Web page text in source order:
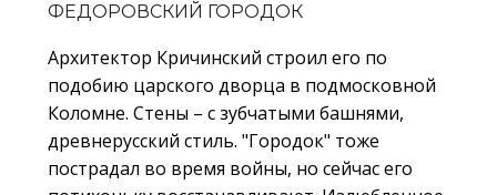
ФЕДОРОВСКИЙ ГОРОДОК
Архитектор Кричинский строил его по
подобию царского дворца в подмосковной
Коломне. Стены – с зубчатыми башнями,
древнерусский стиль. "Городок" тоже
пострадал во время войны, но сейчас его